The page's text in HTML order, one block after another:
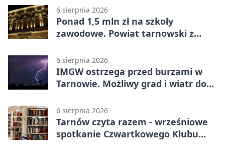
6 sierpnia 2026
Ponad 1,5 mln zł na szkoły
zawodowe. Powiat tarnowski z
6 sierpnia 2026
IMGW ostrzega przed burzami w
Tarnowie. Możliwy grad i wiatr do
6 sierpnia 2026
Tarnów czyta razem - wrześniowe
spotkanie Czwartkowego Klubu